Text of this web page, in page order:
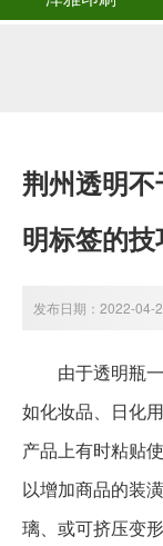
荆州透明
明标签的技
发布日期：2022-04-
由于透明瓶一
如化妆品、日化
产品上有时粘贴
以增加商品的装
璃、或可挤压变